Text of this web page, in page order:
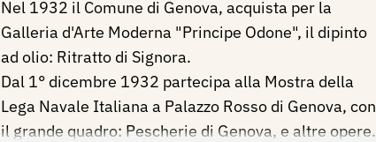
Nel 1932 il Comune di Genova, acquista per la
Galleria d'Arte Moderna "Principe Odone", il dipinto
ad olio: Ritratto di Signora.
Dal 1° dicembre 1932 partecipa alla Mostra della
Lega Navale Italiana a Palazzo Rosso di Genova, con
il grande quadro: Pescherie di Genova, e altre opere.